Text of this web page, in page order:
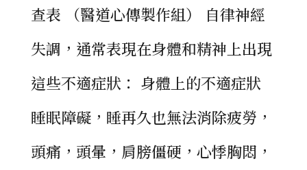
查表 （醫道心傳製作組） 自律神經
失調，通常表現在身體和精神上出現
這些不適症狀： 身體上的不適症狀
睡眠障礙，睡再久也無法消除疲勞，
頭痛，頭暈，肩膀僵硬，心悸胸悶，